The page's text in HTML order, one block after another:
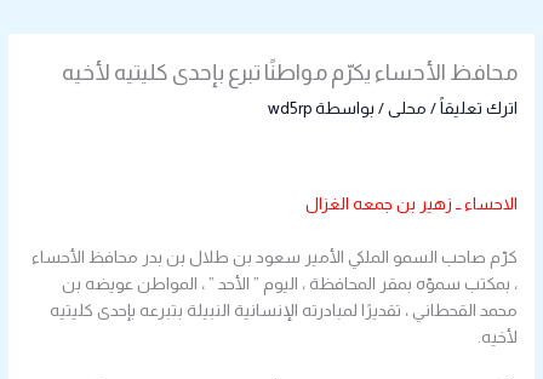
محافظ الأحساء يكرّم مواطنًا تبرع بإحدى كليتيه لأخيه
اترك تعليقاً / محلى / بواسطة wd5rp
الاحساء ــ زهير بن جمعه الغزال
كرّم صاحب السمو الملكي الأمير سعود بن طلال بن بدر محافظ الأحساء
، بمكتب سموّه بمقر المحافظة ، اليوم ” الأحد ” ، المواطن عويضه بن
محمد القحطاني ، تقديرًا لمبادرته الإنسانية النبيلة بتبرعه بإحدى كليتيه
لأخيه.